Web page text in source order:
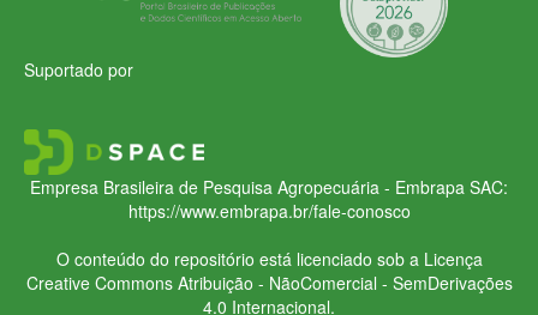
Suportado por
Empresa Brasileira de Pesquisa Agropecuária - Embrapa SAC:
https://www.embrapa.br/fale-conosco
O conteúdo do repositório está licenciado sob a Licença
Creative CommonsAtribuição - NãoComercial - SemDerivações
4.0 Internacional.